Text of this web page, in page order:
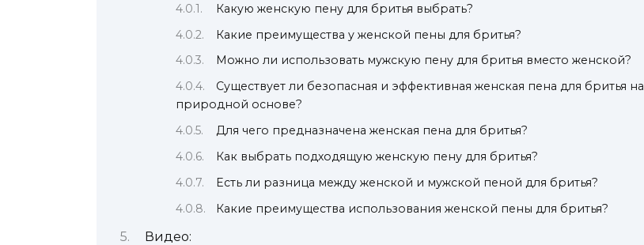
Какую женскую пену для бритья выбрать?
Какие преимущества у женской пены для бритья?
Можно ли использовать мужскую пену для бритья вместо женской?
Существует ли безопасная и эффективная женская пена для бритья на
природной основе?
Для чего предназначена женская пена для бритья?
Как выбрать подходящую женскую пену для бритья?
Есть ли разница между женской и мужской пеной для бритья?
Какие преимущества использования женской пены для бритья?
Видео: